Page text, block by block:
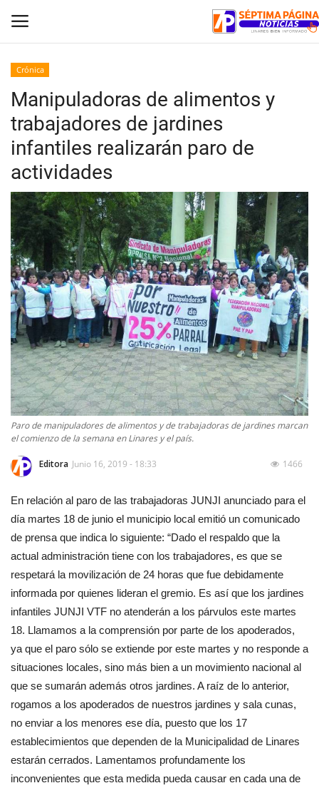
Inicio
Crónica
Policial
Tribunales
Deporte
Política
Espectáculos
Crónica
Manipuladoras de alimentos y
trabajadores de jardines
infantiles realizarán paro de
actividades
Paro de manipuladores de alimentos y de trabajadoras de jardines marcan
el comienzo de la semana en Linares y el país.
Editora Junio 16, 2019 - 18:33 1466
En relación al paro de las trabajadoras JUNJI anunciado para el
día martes 18 de junio el municipio local emitió un comunicado
de prensa que indica lo siguiente: “Dado el respaldo que la
actual administración tiene con los trabajadores, es que se
respetará la movilización de 24 horas que fue debidamente
informada por quienes lideran el gremio. Es así que los jardines
infantiles JUNJI VTF no atenderán a los párvulos este martes
18. Llamamos a la comprensión por parte de los apoderados,
ya que el paro sólo se extiende por este martes y no responde a
situaciones locales, sino más bien a un movimiento nacional al
que se sumarán además otros jardines. A raíz de lo anterior,
rogamos a los apoderados de nuestros jardines y sala cunas,
no enviar a los menores ese día, puesto que los 17
establecimientos que dependen de la Municipalidad de Linares
estarán cerrados. Lamentamos profundamente los
inconvenientes que esta medida pueda causar en cada una de